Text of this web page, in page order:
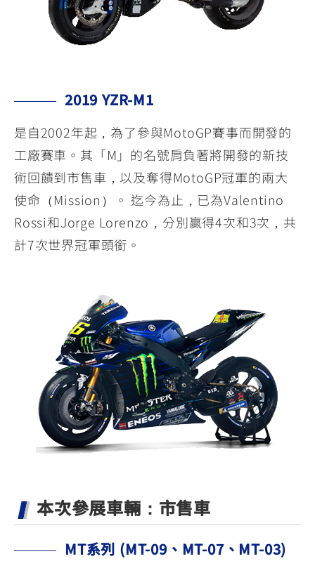
2019 YZR-M1
是自2002年起，為了參與MotoGP賽事而開發的
工廠賽車。其「M」的名號肩負著將開發的新技
術回饋到市售車，以及奪得MotoGP冠軍的兩大
使命（Mission）。 迄今為止，已為Valentino
Rossi和Jorge Lorenzo，分別贏得4次和3次，共
計7次世界冠軍頭銜。
本次參展車輛：市售車
MT系列 (MT-09、MT-07、MT-03)